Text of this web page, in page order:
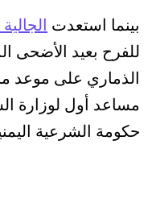
بينما استعدت
للفرح بعيد الأضحى
الذماري على موعد
مساعد أول لوزارة
حكومة الشرعية